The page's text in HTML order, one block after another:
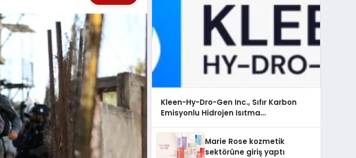
Kleen-Hy-Dro-Gen Inc., Sıfır Karbon
Emisyonlu Hidrojen Isıtma
Onaylarını Aldı
Marie Rose kozmetik
sektörüne giriş yaptı